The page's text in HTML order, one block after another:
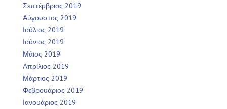
Σεπτέμβριος 2019
Αύγουστος 2019
Ιούλιος 2019
Ιούνιος 2019
Μάιος 2019
Απρίλιος 2019
Μάρτιος 2019
Φεβρουάριος 2019
Ιανουάριος 2019